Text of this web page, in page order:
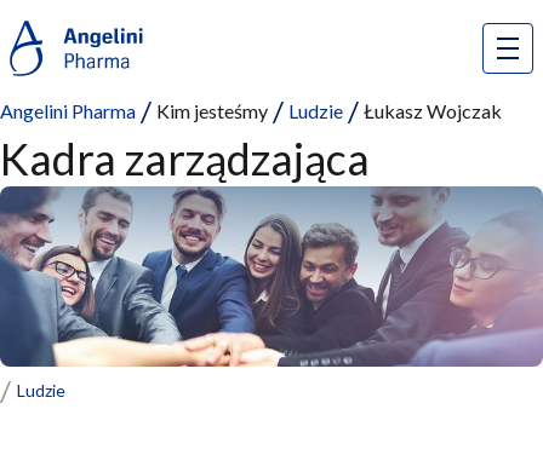
Angelini Pharma Kim jesteśmy Ludzie Łukasz Wojczak
Kadra zarządzająca
Ludzie